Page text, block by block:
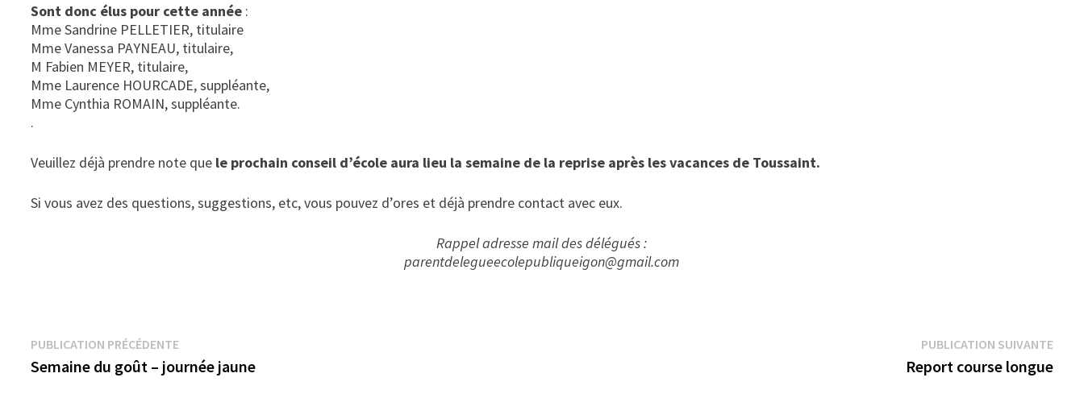
Sont donc élus pour cette année :
Mme Sandrine PELLETIER, titulaire
Mme Vanessa PAYNEAU, titulaire,
M Fabien MEYER, titulaire,
Mme Laurence HOURCADE, suppléante,
Mme Cynthia ROMAIN, suppléante.
.
Veuillez déjà prendre note que le prochain conseil d’école aura lieu la semaine de la reprise après les vacances de Toussaint.
Si vous avez des questions, suggestions, etc, vous pouvez d’ores et déjà prendre contact avec eux.
Rappel adresse mail des délégués :
parentdelegueecolepubliqueigon@gmail.com
Navigation
de
PUBLICATION PRÉCÉDENTEPublication
précédente :
Semaine du goût – journée jaune
PUBLICATION SUIVANTE
Report course longue